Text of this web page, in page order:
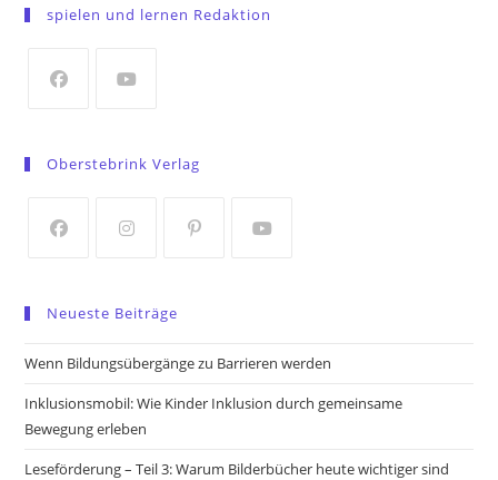
a
tab
spielen und lernen Redaktion
a
tab
tab
Oberstebrink Verlag
a
new
new
a
new
new
Neueste Beiträge
Wenn Bildungsübergänge zu Barrieren werden
Inklusionsmobil: Wie Kinder Inklusion durch gemeinsame
Bewegung erleben
Leseförderung – Teil 3: Warum Bilderbücher heute wichtiger sind